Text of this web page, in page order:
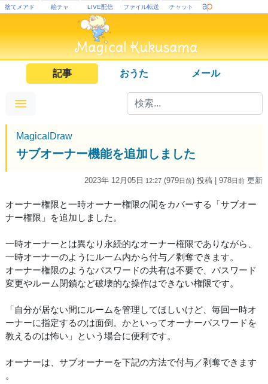
捨てメアド 絵チャ LIVE配信 ファイル転送 チャット
記事 おうた メール
MagicalDraw
サブオーナー機能を追加しました
2023年 12月05日 12:27 (979日前) 投稿 | 978日前 更新
オーナー権限と一時オーナー権限の間をカバーする「サブオー
ナー権限」を追加しました。
一時オーナーとは異なり永続的なオーナー権限でありながら、
一時オーナーのようにルーム内から付与／剥奪できます。
オーナー権限のようなパスワードの共有は不要で、パスワード
変更やルーム閉鎖など破壊的な操作はできない権限です。
「自分が居ない間にルームを管理してほしいけど、毎回一時オ
ーナーに指定するのは面倒。かといってオーナーパスワードを
教えるのは怖い」という場合に便利です。
オーナーは、サブオーナーを下記の方法で付与／剥奪できます
。